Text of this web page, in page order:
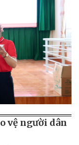
vệ người dân